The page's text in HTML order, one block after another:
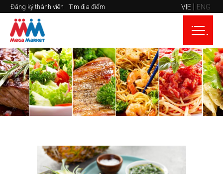
Đăng ký thành viên Tìm địa điểm VIE ENG